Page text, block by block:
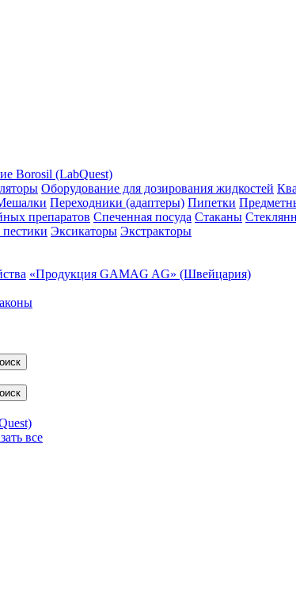
Borosil (LabQuest)
Оборудование для дозирования жидкостей
Переходники (адаптеры) Пипетки
препаратов Спеченная посуда Стаканы
Эксикаторы Экстракторы
«Продукция GAMAG AG» (Швейцария)
все